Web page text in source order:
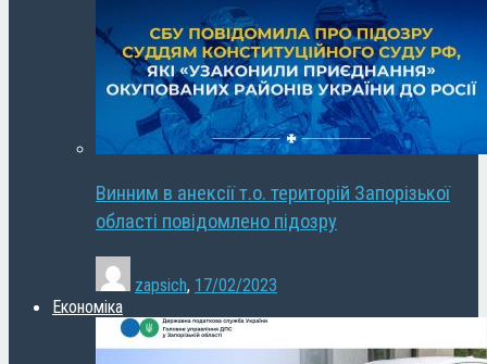
Винним в анексії т.о. територій Запорізької
області повідомлено підозру
zapsich, 17/02/2023
Економіка